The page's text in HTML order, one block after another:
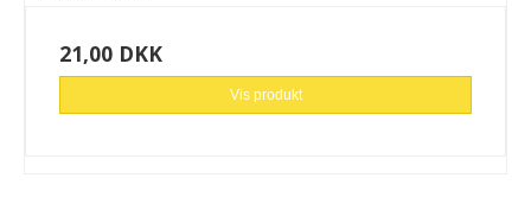
21,00 DKK
Vis produkt